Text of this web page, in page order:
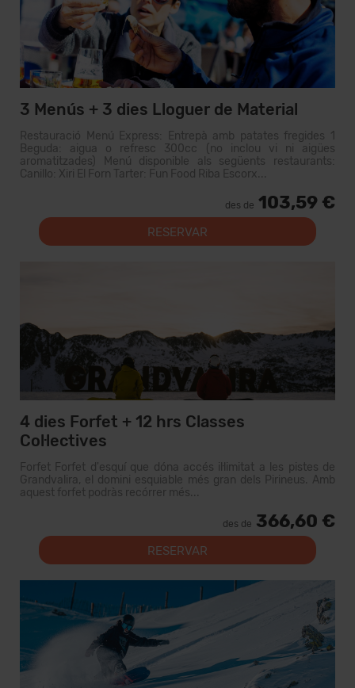
3 Menús + 3 dies Lloguer de Material
Restauració Menú Express: Entrepà amb patates fregides 1
Beguda: aigua o refresc 300cc (no inclou vi ni aigües
aromatitzades) Menú disponible als següents restaurants:
Canillo: Xiri El Forn Tarter: Fun Food Riba Escorx...
des de 103,59 €
RESERVAR
4 dies Forfet + 12 hrs Classes
Col·lectives
Forfet Forfet d'esquí que dóna accés il·limitat a les pistes de
Grandvalira, el domini esquiable més gran dels Pirineus. Amb
aquest forfet podràs recórrer més...
des de 366,60 €
RESERVAR